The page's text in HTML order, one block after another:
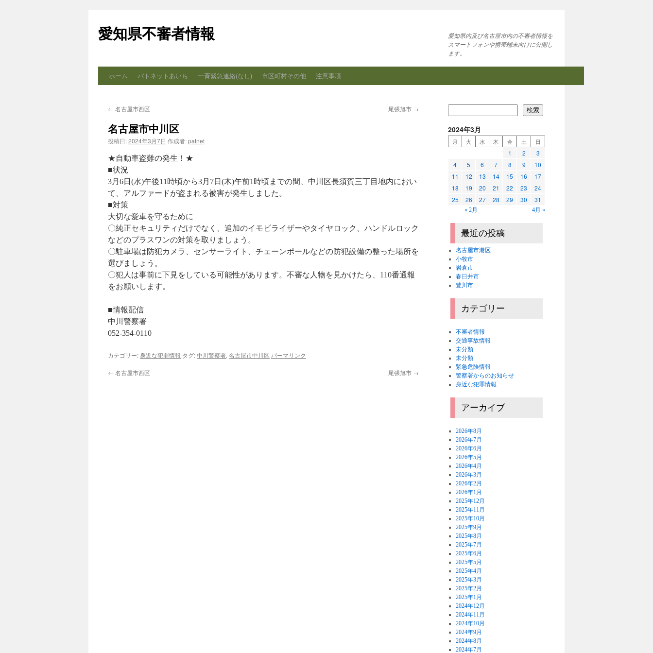
テ
ン
ス
ッ
愛知県不審者情報
愛知県内及び名古屋市内の不審者情報を
スマートフォンや携帯端末向けに公開し
ます。
ホーム パトネットあいち 一斉緊急連絡(なし) 市区町村その他 注意事項
← 名古屋市西区 尾張旭市 →
名古屋市中川区
投稿日:2024年3月7日 作成者:patnet
★自動車盗難の発生！★
■状況
3月6日(水)午後11時頃から3月7日(木)午前1時頃までの間、中川区長須賀三丁目地内におい
て、アルファードが盗まれる被害が発生しました。
■対策
大切な愛車を守るために
〇純正セキュリティだけでなく、追加のイモビライザーやタイヤロック、ハンドルロック
などのプラスワンの対策を取りましょう。
〇駐車場は防犯カメラ、センサーライト、チェーンポールなどの防犯設備の整った場所を
選びましょう。
〇犯人は事前に下見をしている可能性があります。不審な人物を見かけたら、110番通報
をお願いします。
■情報配信
中川警察署
052-354-0110
カテゴリー:身近な犯罪情報 タグ:中川警察署, 名古屋市中川区 パーマリンク
← 名古屋市西区 尾張旭市 →
検索
2024年3月
月 火 水 木 金 土 日
1 2
3
4
5 6 7 8 9
10
11
12 13 14 15 16
17
18
19 20 21 22 23
24
25
26 27 28 29 30 31
« 2月 4月 »
最近の投稿
名古屋市港区
小牧市
岩倉市
春日井市
豊川市
カテゴリー
不審者情報
交通事故情報
未分類
未分類
緊急危険情報
警察署からのお知らせ
身近な犯罪情報
アーカイブ
2026年8月
2026年7月
2026年6月
2026年5月
2026年4月
2026年3月
2026年2月
2026年1月
2025年12月
2025年11月
2025年10月
2025年9月
2025年8月
2025年7月
2025年6月
2025年5月
2025年4月
2025年3月
2025年2月
2025年1月
2024年12月
2024年11月
2024年10月
2024年9月
2024年8月
2024年7月